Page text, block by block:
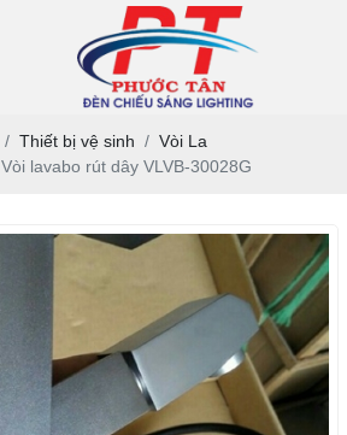
Thiết bị vệ sinh
Vòi La
Vòi lavabo rút dây VLVB-30028G